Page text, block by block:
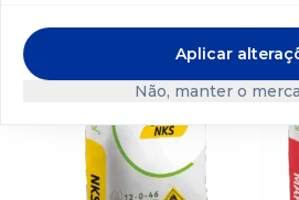
Não, manter o
Aplicar